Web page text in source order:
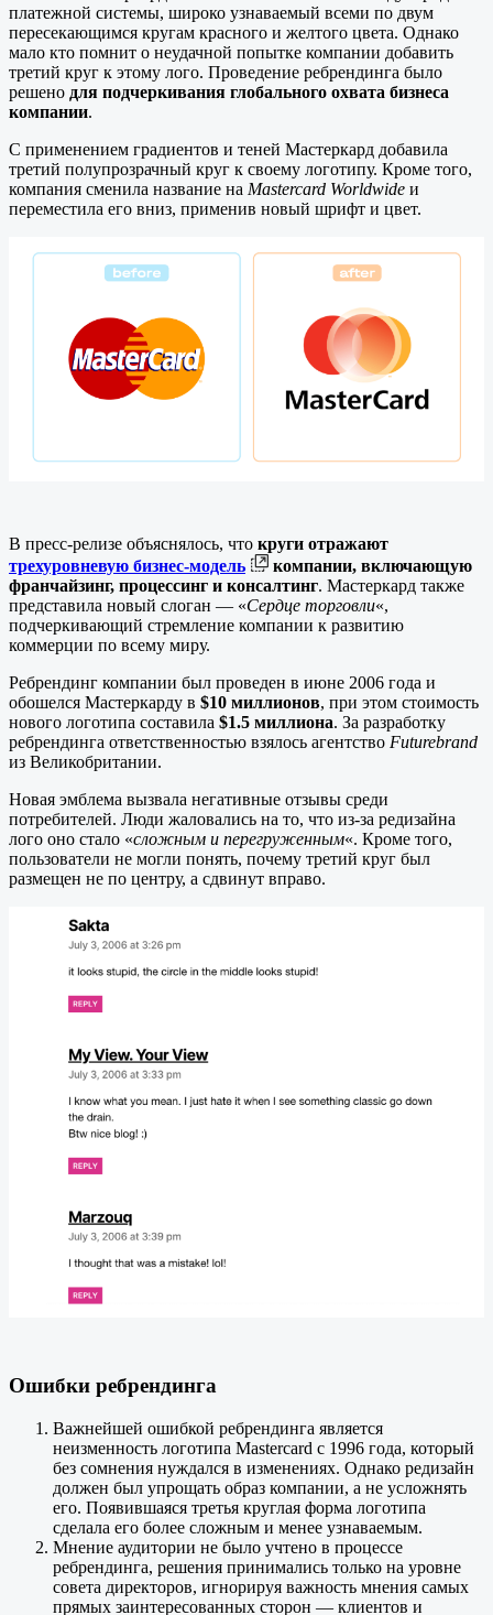
платежной системы, широко узнаваемый всеми по двум
пересекающимся кругам красного и желтого цвета. Однако
мало кто помнит о неудачной попытке компании добавить
третий круг к этому лого. Проведение ребрендинга было
решено для подчеркивания глобального охвата бизнеса
компании.
С применением градиентов и теней Мастеркард добавила
третий полупрозрачный круг к своему логотипу. Кроме того,
компания сменила название на Mastercard Worldwide и
переместила его вниз, применив новый шрифт и цвет.
В пресс-релизе объяснялось, что круги отражают
трехуровневую бизнес-модель
компании, включающую
франчайзинг, процессинг и консалтинг. Мастеркард также
представила новый слоган — «Сердце торговли«,
подчеркивающий стремление компании к развитию
коммерции по всему миру.
Ребрендинг компании был проведен в июне 2006 года и
обошелся Мастеркарду в $10 миллионов, при этом стоимость
нового логотипа составила $1.5 миллиона. За разработку
ребрендинга ответственностью взялось агентство Futurebrand
из Великобритании.
Новая эмблема вызвала негативные отзывы среди
потребителей. Люди жаловались на то, что из-за редизайна
лого оно стало «сложным и перегруженным«. Кроме того,
пользователи не могли понять, почему третий круг был
размещен не по центру, а сдвинут вправо.
Ошибки ребрендинга
Важнейшей ошибкой ребрендинга является
неизменность логотипа Mastercard с 1996 года, который
без сомнения нуждался в изменениях. Однако редизайн
должен был упрощать образ компании, а не усложнять
его. Появившаяся третья круглая форма логотипа
сделала его более сложным и менее узнаваемым.
Мнение аудитории не было учтено в процессе
ребрендинга, решения принимались только на уровне
совета директоров, игнорируя важность мнения самых
прямых заинтересованных сторон — клиентов и